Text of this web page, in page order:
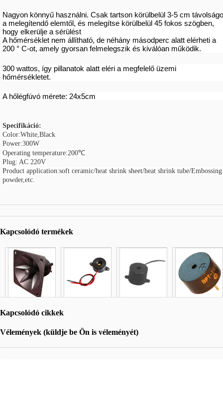
Nagyon könnyű használni. Csak tartson körülbelül 3-5 cm
a melegítendő elemtől, és melegítse körülbelül 45 fokos szögben,
hogy elkerülje a sérülést
A hőmérséklet nem állítható, de néhány másodperc alatt elérheti a
200 ° C-ot, amely gyorsan felmelegszik és kiválóan működik.
300 wattos, így pillanatok alatt eléri a megfelelő üzemi
hőmérsékletet.
A hőlégfúvó mérete: 24x5cm
Specifikáció:
Color:White,Black
Power:300W
Operating temperature:200℃
Plug: AC 220V
Product application:soft ceramic/heat shrink sheet/heat shrink tube/Embossing
powder,etc.
Kapcsolódó termékek
Kapcsolódó cikkek
Vélemények (küldje be Ön is véleményét)